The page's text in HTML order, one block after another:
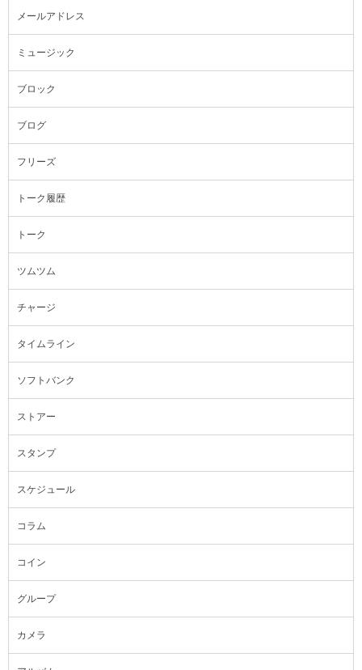
メールアドレス
ミュージック
ブロック
ブログ
フリーズ
トーク履歴
トーク
ツムツム
チャージ
タイムライン
ソフトバンク
ストアー
スタンプ
スケジュール
コラム
コイン
グループ
カメラ